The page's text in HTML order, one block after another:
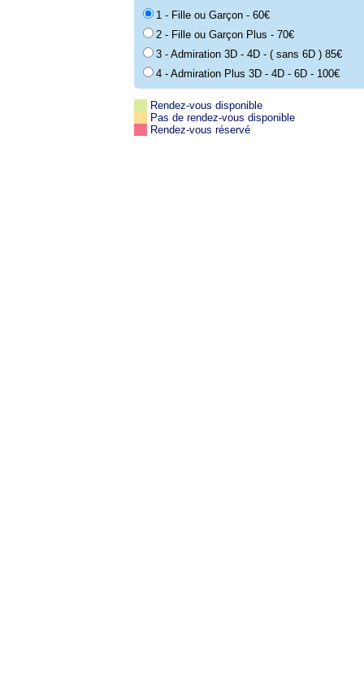
1 - Fille ou Garçon - 60€
2 - Fille ou Garçon Plus - 70€
3 - Admiration 3D - 4D - ( sans 6D ) 85€
4 - Admiration Plus 3D - 4D - 6D - 100€
Rendez-vous disponible
Pas de rendez-vous disponible
Rendez-vous réservé